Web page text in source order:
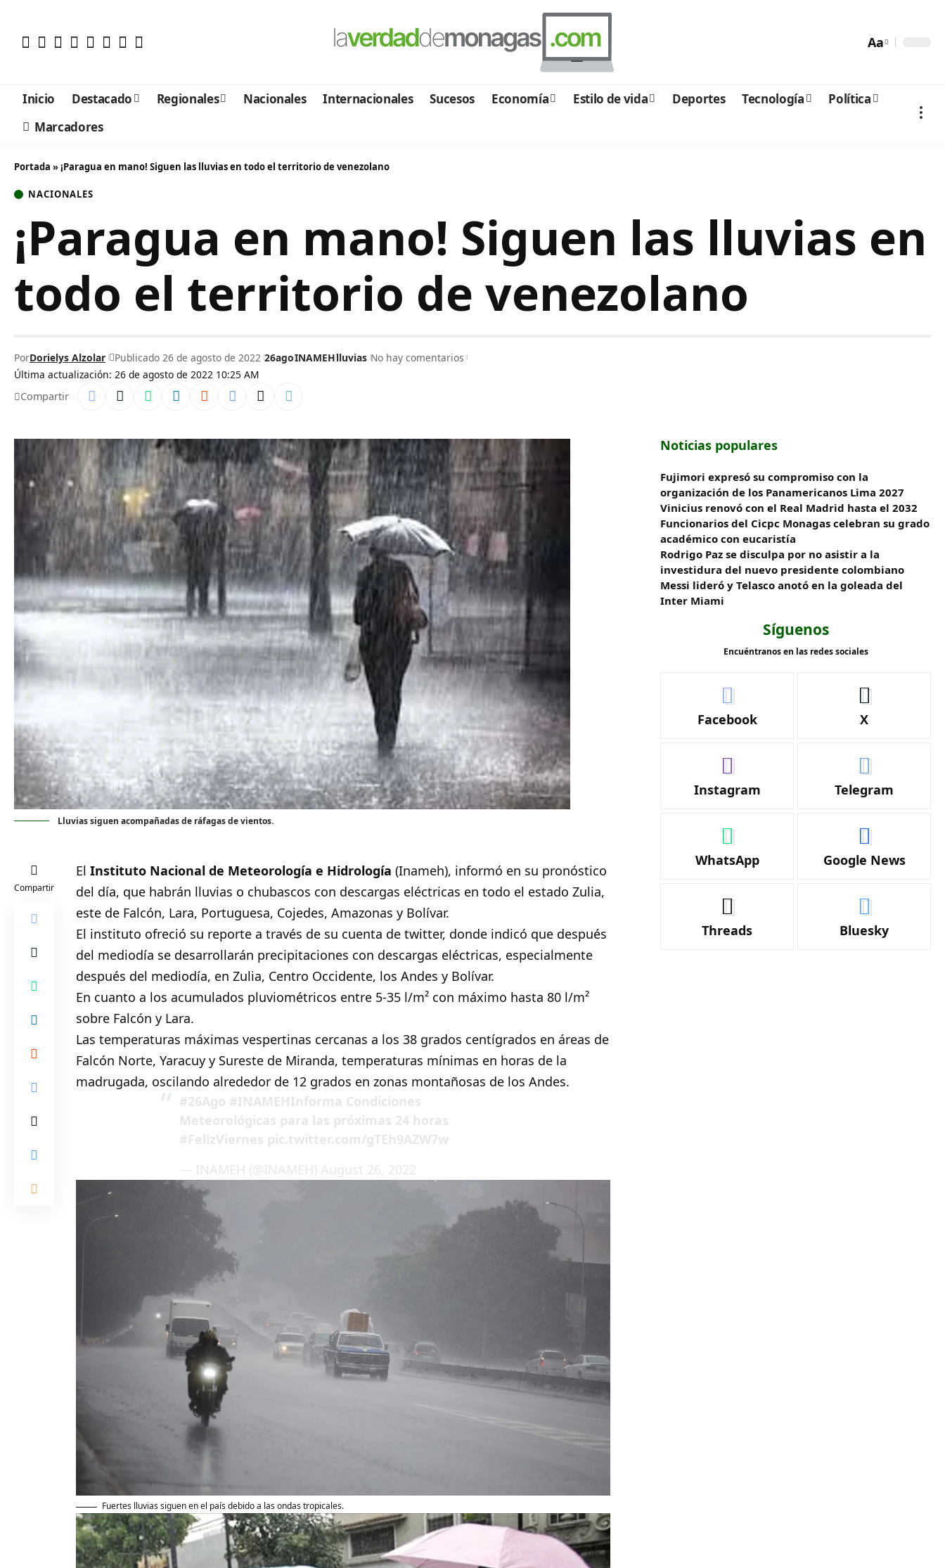
Aa
Inicio Destacado Regionales Nacionales Internacionales Sucesos Economía Estilo de vida Deportes Tecnología
Política
Marcadores
Portada »¡Paragua en mano! Siguen las lluvias en todo el territorio de venezolano
NACIONALES
¡Paragua en mano! Siguen las lluvias en
todo el territorio de venezolano
Última actualización: 26 de agosto de 2022 10:25 AM
PorDorielys Alzolar Publicado 26 de agosto de 2022 26agoINAMEHlluvias No hay comentarios
Compartir
Lluvias siguen acompañadas de ráfagas de vientos.
Compartir
ElInstituto Nacional de Meteorología e Hidrología (Inameh), informó en su pronóstico
del día, que habrán lluvias o chubascos con descargas eléctricas en todo el estado Zulia,
este de Falcón, Lara, Portuguesa, Cojedes, Amazonas y Bolívar.
El instituto ofreció su reporte a través de su cuenta de twitter, donde indicó que después
del mediodía se desarrollarán precipitaciones con descargas eléctricas, especialmente
después del mediodía, en Zulia, Centro Occidente, los Andes y Bolívar.
En cuanto a los acumulados pluviométricos entre 5-35 l/m² con máximo hasta 80 l/m²
sobre Falcón y Lara.
Las temperaturas máximas vespertinas cercanas a los 38 grados centígrados en áreas de
Falcón Norte, Yaracuy y Sureste de Miranda, temperaturas mínimas en horas de la
madrugada, oscilando alrededor de 12 grados en zonas montañosas de los Andes.
#26Ago #INAMEHInforma Condiciones
Meteorológicas para las próximas 24 horas
#FelizViernes pic.twitter.com/gTEh9AZW7w
— INAMEH (@INAMEH) August 26, 2022
Fuertes lluvias siguen en el país debido a las ondas tropicales.
Noticias populares
Fujimori expresó su compromiso con la
organización de los Panamericanos Lima 2027
Vinicius renovó con el Real Madrid hasta el 2032
Funcionarios del Cicpc Monagas celebran su grado
académico con eucaristía
Rodrigo Paz se disculpa por no asistir a la
investidura del nuevo presidente colombiano
Messi lideró y Telasco anotó en la goleada del
Inter Miami
Síguenos
Encuéntranos en las redes sociales
Facebook X
Instagram Telegram
WhatsApp Google News
Threads Bluesky